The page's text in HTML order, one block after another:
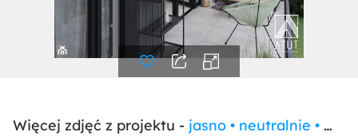
Więcej zdjęć z projektu - jasno • neutralnie • minimalistycznie - warszawska kawalerka